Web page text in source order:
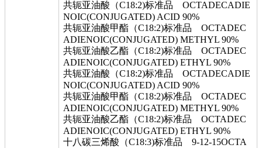
共轭亚油酸（C18:2)标准品 OCTADECADIE
NOIC(CONJUGATED) ACID 90%
共轭亚油酸甲酯（C18:2)标准品 OCTADEC
ADIENOIC(CONJUGATED) METHYL 90%
共轭亚油酸乙酯（C18:2)标准品 OCTADEC
ADIENOIC(CONJUGATED) ETHYL 90%
共轭亚油酸（C18:2)标准品 OCTADECADIE
NOIC(CONJUGATED) ACID 90%
共轭亚油酸甲酯（C18:2)标准品 OCTADEC
ADIENOIC(CONJUGATED) METHYL 90%
共轭亚油酸乙酯（C18:2)标准品 OCTADEC
ADIENOIC(CONJUGATED) ETHYL 90%
十八碳三烯酸（C18:3)标准品 9-12-15OCTA